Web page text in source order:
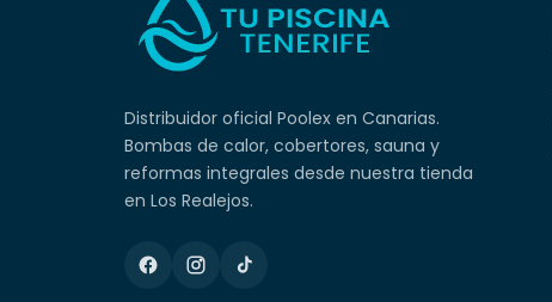
Distribuidor oficial Poolex en Canarias.
Bombas de calor, cobertores, sauna y
reformas integrales desde nuestra tienda
en Los Realejos.